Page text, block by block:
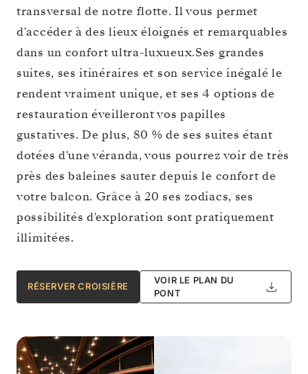
transversal de notre flotte. Il vous permet
d'accéder à des lieux éloignés et remarquables
dans un confort ultra-luxueux.Ses grandes
suites, ses itinéraires et son service inégalé le
rendent vraiment unique, et ses 4 options de
restauration éveilleront vos papilles
gustatives. De plus, 80 % de ses suites étant
dotées d'une véranda, vous pourrez voir de très
près des baleines sauter depuis le confort de
votre balcon. Grâce à 20 ses zodiacs, ses
possibilités d'exploration sont pratiquement
illimitées.
RÉSERVER CROISIÈRE
VOIR LE PLAN DU
PONT